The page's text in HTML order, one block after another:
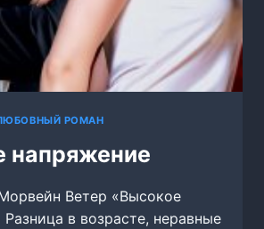
РОМАН
напряжение
Ветер «Высокое
в возрасте, неравные